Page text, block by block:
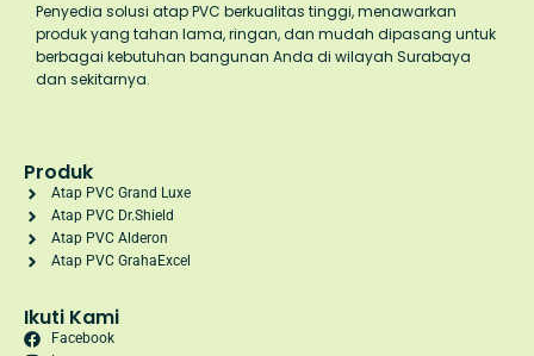
Penyedia solusi atap PVC berkualitas tinggi, menawarkan
produk yang tahan lama, ringan, dan mudah dipasang untuk
berbagai kebutuhan bangunan Anda di wilayah Surabaya
dan sekitarnya.
Produk
Atap PVC Grand Luxe
Atap PVC Dr.Shield
Atap PVC Alderon
Atap PVC GrahaExcel
Ikuti Kami
Facebook